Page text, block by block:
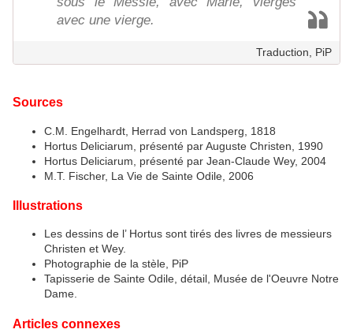
avec une vierge.
Traduction, PiP
Sources
C.M. Engelhardt, Herrad von Landsperg, 1818
Hortus Deliciarum, présenté par Auguste Christen, 1990
Hortus Deliciarum, présenté par Jean-Claude Wey, 2004
M.T. Fischer, La Vie de Sainte Odile, 2006
Illustrations
Les dessins de l’ Hortus sont tirés des livres de messieurs
Christen et Wey.
Photographie de la stèle, PiP
Tapisserie de Sainte Odile, détail, Musée de l'Oeuvre Notre
Dame.
Articles connexes